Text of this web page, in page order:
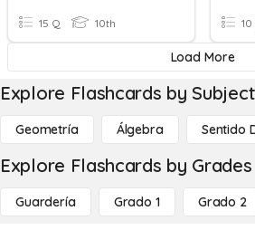
15 Q 10th 10
Load More
Explore Flashcards by Subject
Geometría Álgebra Sentido
Explore Flashcards by Grades
Guardería Grado 1 Grado 2